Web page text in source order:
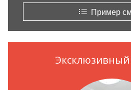
Пример